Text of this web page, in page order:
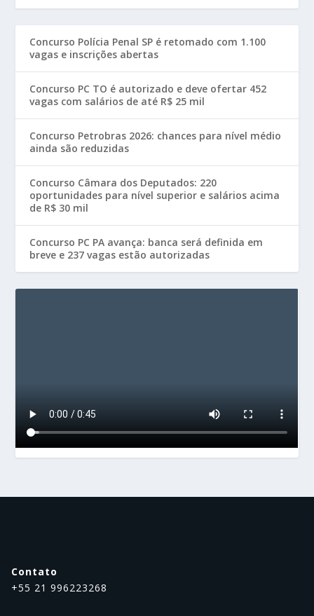
Concurso Polícia Penal SP é retomado com 1.100
vagas e inscrições abertas
Concurso PC TO é autorizado e deve ofertar 452
vagas com salários de até R$ 25 mil
Concurso Petrobras 2026: chances para nível médio
ainda são reduzidas
Concurso Câmara dos Deputados: 220
oportunidades para nível superior e salários acima
de R$ 30 mil
Concurso PC PA avança: banca será definida em
breve e 237 vagas estão autorizadas
Contato
+55 21 996223268